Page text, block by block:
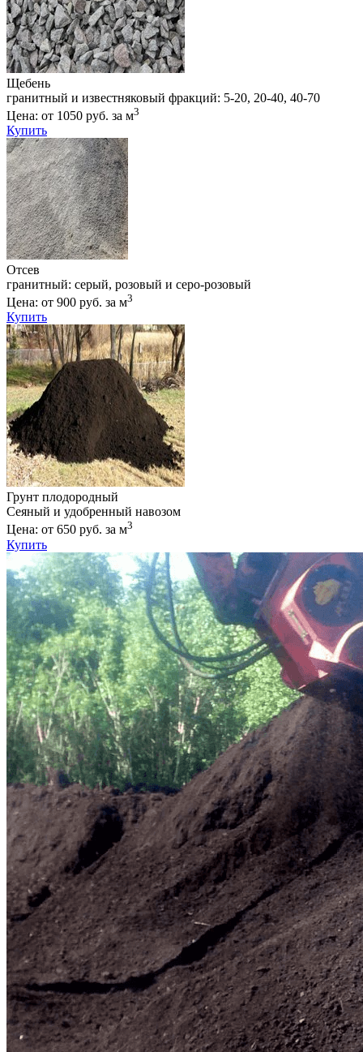
Щебень
гранитный и известняковый фракций: 5-20, 20-40, 40-70
Цена: от 1050 руб. за м3
Купить
Отсев
гранитный: серый, розовый и серо-розовый
Цена: от 900 руб. за м3
Купить
Грунт плодородный
Сеяный и удобренный навозом
Цена: от 650 руб. за м3
Купить